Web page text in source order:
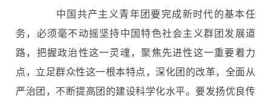
中国共产主义青年团要完成新时代的基本任
务，必须毫不动摇坚持中国特色社会主义群团发展道
路，把握政治性这一灵魂，聚焦先进性这一重要着力
点，立足群众性这一根本特点，深化团的改革，全面从
严治团，不断提高团的建设科学化水平。要发扬优良传